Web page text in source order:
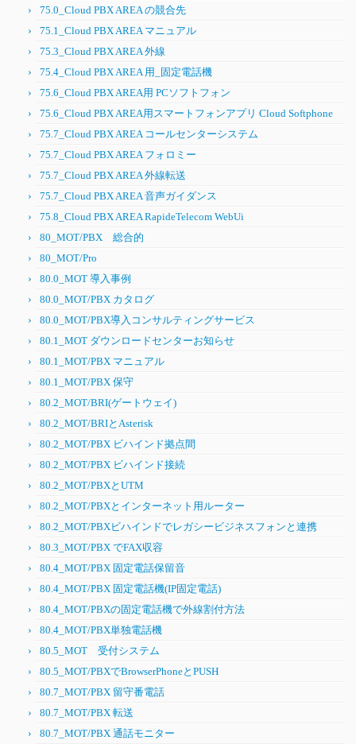
75.0_Cloud PBX AREA の競合先
75.1_Cloud PBX AREA マニュアル
75.3_Cloud PBX AREA 外線
75.4_Cloud PBX AREA 用_固定電話機
75.6_Cloud PBX AREA用 PCソフトフォン
75.6_Cloud PBX AREA用スマートフォンアプリ Cloud Softphone
75.7_Cloud PBX AREA コールセンターシステム
75.7_Cloud PBX AREA フォロミー
75.7_Cloud PBX AREA 外線転送
75.7_Cloud PBX AREA 音声ガイダンス
75.8_Cloud PBX AREA RapideTelecom WebUi
80_MOT/PBX 総合的
80_MOT/Pro
80.0_MOT 導入事例
80.0_MOT/PBX カタログ
80.0_MOT/PBX導入コンサルティングサービス
80.1_MOT ダウンロードセンターお知らせ
80.1_MOT/PBX マニュアル
80.1_MOT/PBX 保守
80.2_MOT/BRI(ゲートウェイ)
80.2_MOT/BRIとAsterisk
80.2_MOT/PBX ビハインド拠点間
80.2_MOT/PBX ビハインド接続
80.2_MOT/PBXとUTM
80.2_MOT/PBXとインターネット用ルーター
80.2_MOT/PBXビハインドでレガシービジネスフォンと連携
80.3_MOT/PBX でFAX収容
80.4_MOT/PBX 固定電話保留音
80.4_MOT/PBX 固定電話機(IP固定電話)
80.4_MOT/PBXの固定電話機で外線割付方法
80.4_MOT/PBX単独電話機
80.5_MOT 受付システム
80.5_MOT/PBXでBrowserPhoneとPUSH
80.7_MOT/PBX 留守番電話
80.7_MOT/PBX 転送
80.7_MOT/PBX 通話モニター